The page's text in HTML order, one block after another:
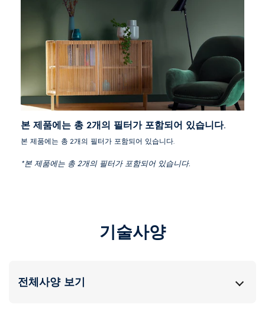
본 제품에는 총 2개의 필터가 포함되어 있습니다.
본 제품에는 총 2개의 필터가 포함되어 있습니다.
*본 제품에는 총 2개의 필터가 포함되어 있습니다.
기술사양
전체사양 보기